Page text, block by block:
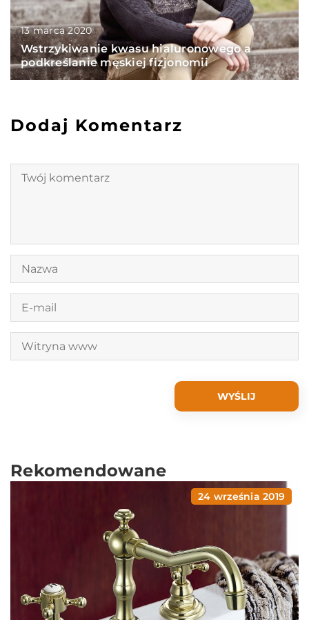
13 marca 2020
Wstrzykiwanie kwasu hialuronowego a
podkreślanie męskiej fizjonomii
Dodaj Komentarz
Rekomendowane
24 września 2019